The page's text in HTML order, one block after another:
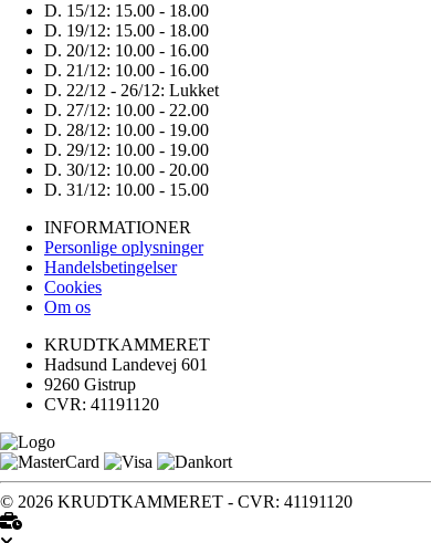
D. 15/12: 15.00 - 18.00
D. 19/12: 15.00 - 18.00
D. 20/12: 10.00 - 16.00
D. 21/12: 10.00 - 16.00
D. 22/12 - 26/12: Lukket
D. 27/12: 10.00 - 22.00
D. 28/12: 10.00 - 19.00
D. 29/12: 10.00 - 19.00
D. 30/12: 10.00 - 20.00
D. 31/12: 10.00 - 15.00
INFORMATIONER
Personlige oplysninger
Handelsbetingelser
Cookies
Om os
KRUDTKAMMERET
Hadsund Landevej 601
9260 Gistrup
CVR: 41191120
© 2026 KRUDTKAMMERET - CVR: 41191120